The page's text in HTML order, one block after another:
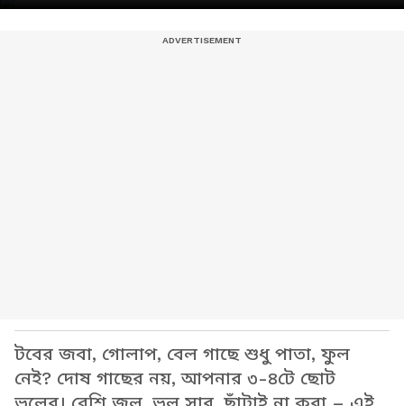
টবের জবা, গোলাপ, বেল গাছে শুধু পাতা, ফুল
নেই? দোষ গাছের নয়, আপনার ৩-৪টে ছোট